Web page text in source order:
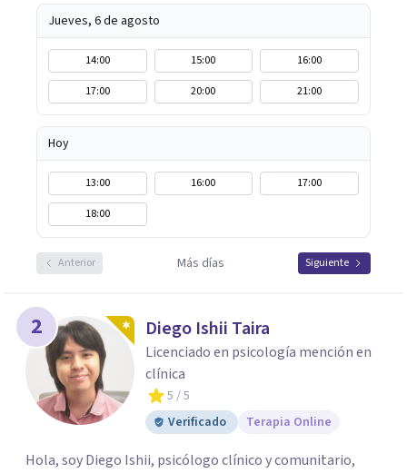
Jueves, 6 de agosto
14:00 15:00
16:00
17:00
20:00 21:00
Hoy
13:00 16:00
17:00
18:00
Anterior Más días Siguiente
2 Diego Ishii Taira
Licenciado en psicología mención en
clínica
5 / 5
Verificado
Terapia Online
Hola, soy Diego Ishii, psicólogo clínico y comunitario,